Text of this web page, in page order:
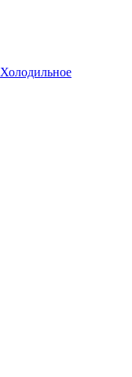
Холодильное